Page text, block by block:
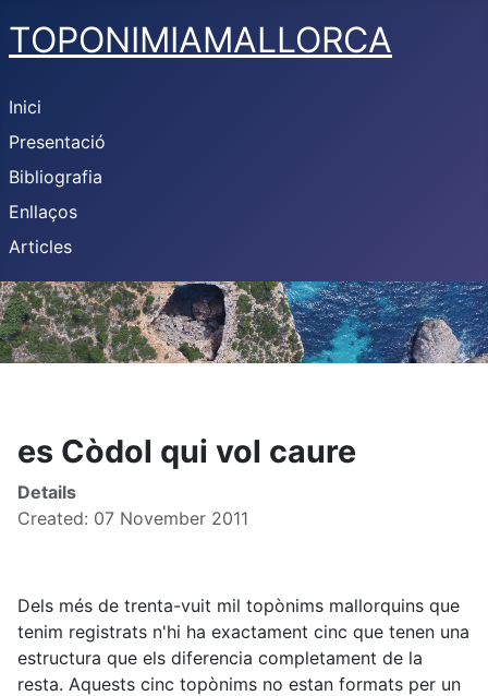
TOPONIMIAMALLORCA
Inici
Presentació
Bibliografia
Enllaços
Articles
es Còdol qui vol caure
Details
Created: 07 November 2011
Dels més de trenta-vuit mil topònims mallorquins que
tenim registrats n'hi ha exactament cinc que tenen una
estructura que els diferencia completament de la
resta. Aquests cinc topònims no estan formats per un